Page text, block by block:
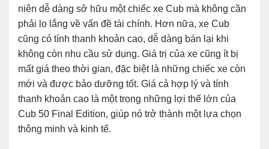
niên dễ dàng sở hữu một chiếc xe Cub mà không cần
phải lo lắng về vấn đề tài chính. Hơn nữa, xe Cub
cũng có tính thanh khoản cao, dễ dàng bán lại khi
không còn nhu cầu sử dụng. Giá trị của xe cũng ít bị
mất giá theo thời gian, đặc biệt là những chiếc xe còn
mới và được bảo dưỡng tốt. Giá cả hợp lý và tính
thanh khoản cao là một trong những lợi thế lớn của
Cub 50 Final Edition, giúp nó trở thành một lựa chọn
thông minh và kinh tế.